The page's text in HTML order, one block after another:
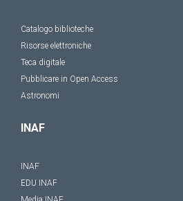
Catalogo biblioteche
Risorse elettroniche
Teca digitale
Pubblicare in Open Access
Astronomi
INAF
INAF
EDU INAF